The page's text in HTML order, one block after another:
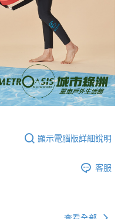
顯示電腦版詳細說明
客服